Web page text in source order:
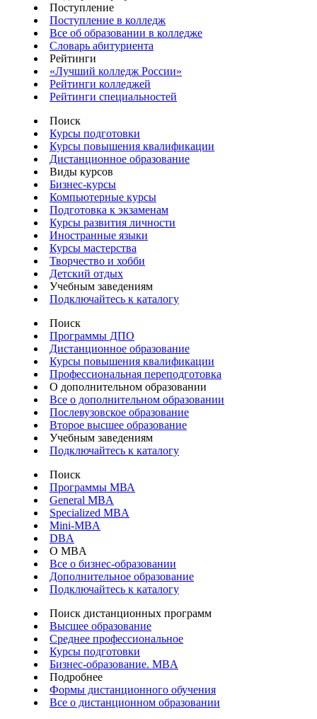
Поступление
Поступление в колледж
Все об образовании в колледже
Словарь абитуриента
Рейтинги
«Лучший колледж России»
Рейтинги колледжей
Рейтинги специальностей
Поиск
Курсы подготовки
Курсы повышения квалификации
Дистанционное образование
Виды курсов
Бизнес-курсы
Компьютерные курсы
Подготовка к экзаменам
Курсы развития личности
Иностранные языки
Курсы мастерства
Творчество и хобби
Детский отдых
Учебным заведениям
Подключайтесь к каталогу
Поиск
Программы ДПО
Дистанционное образование
Курсы повышения квалификации
Профессиональная переподготовка
О дополнительном образовании
Все о дополнительном образовании
Послевузовское образование
Второе высшее образование
Учебным заведениям
Подключайтесь к каталогу
Поиск
Программы МВА
General MBA
Specialized MBA
Mini-MBA
DBA
О MBA
Все о бизнес-образовании
Дополнительное образование
Подключайтесь к каталогу
Поиск дистанционных программ
Высшее образование
Среднее профессиональное
Курсы подготовки
Бизнес-образование. MBA
Подробнее
Формы дистанционного обучения
Все о дистанционном образовании